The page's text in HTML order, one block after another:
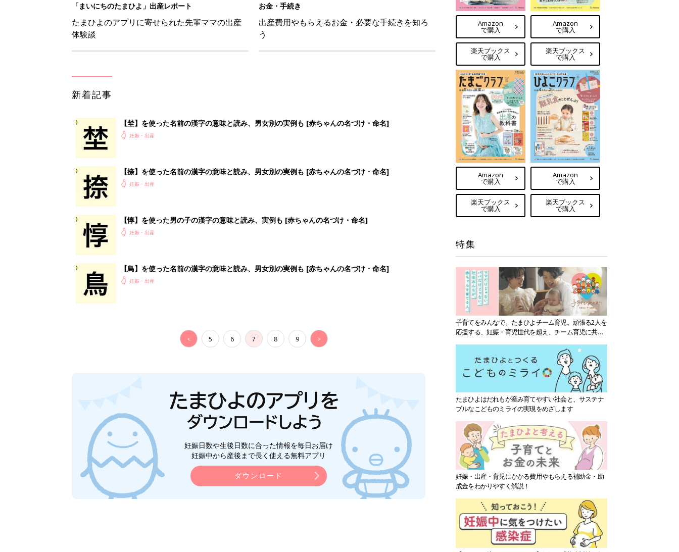
「まいにちのたまひよ」出産レポート
たまひよのアプリに寄せられた先輩ママの出産
体験談
お金・手続き
出産費用やもらえるお金・必要な手続きを知ろ
う
新着記事
【埜】を使った名前の漢字の意味と読み、男女別の実例も [赤ちゃんの名づけ・命名]
妊娠・出産
【捺】を使った名前の漢字の意味と読み、男女別の実例も [赤ちゃんの名づけ・命名]
妊娠・出産
【惇】を使った男の子の漢字の意味と読み、実例も [赤ちゃんの名づけ・命名]
妊娠・出産
【鳥】を使った名前の漢字の意味と読み、男女別の実例も [赤ちゃんの名づけ・命名]
妊娠・出産
< 5 6 7 8 9 >
妊娠日数や生後日数に合った情報を毎日お届け
妊娠中から産後まで長く使える無料アプリ
ダウンロード
Amazon
で購入
楽天ブックス
で購入
Amazon
で購入
楽天ブックス
で購入
Amazon
で購入
楽天ブックス
で購入
Amazon
で購入
楽天ブックス
で購入
特集
子育てをみんなで。たまひよチーム育児。頑張る2人を
応援する、妊娠・育児世代を超え、チーム育児に共感
たまひよはだれもが産み育てやすい社会と、サステナ
ブルなこどものミライの実現をめざします
妊娠・出産・育児にかかる費用やもらえる補助金・助
成金をわかりやすく解説！